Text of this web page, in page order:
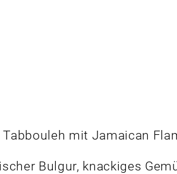
Tabbouleh mit Jamaican
Bulgur, knackiges